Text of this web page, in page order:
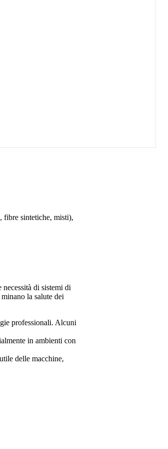
fibre sintetiche, misti),
di sistemi di
la salute dei
professionali. Alcuni
in ambienti con
delle macchine,